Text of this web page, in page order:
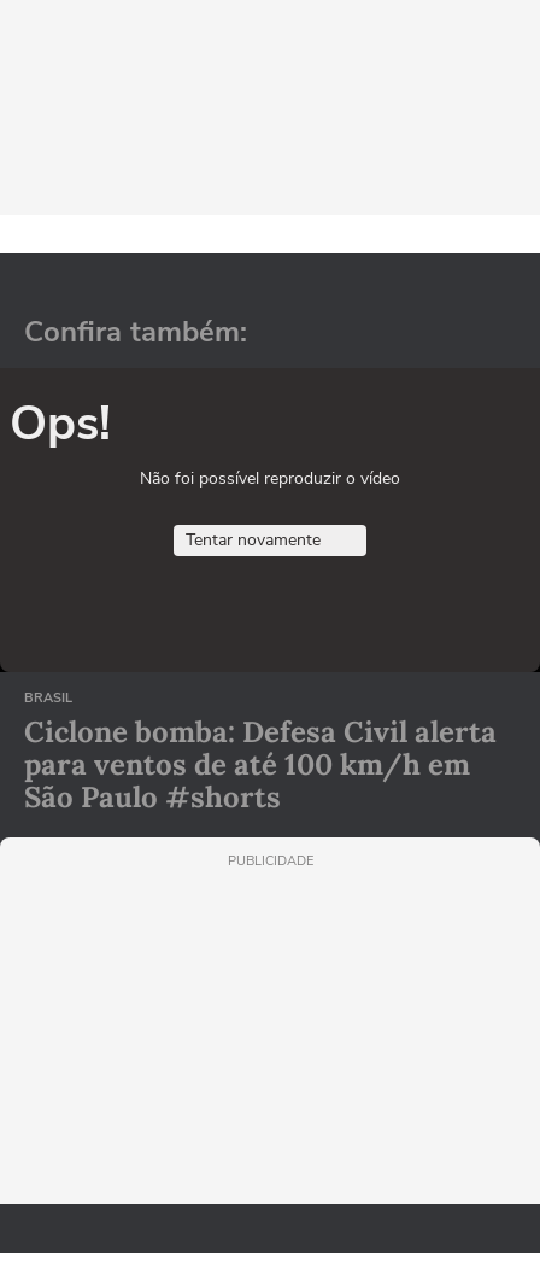
Confira também:
Ops!
Não foi possível reproduzir o vídeo
Tentar novamente
BRASIL
Ciclone bomba: Defesa Civil alerta
para ventos de até 100 km/h em
São Paulo #shorts
PUBLICIDADE